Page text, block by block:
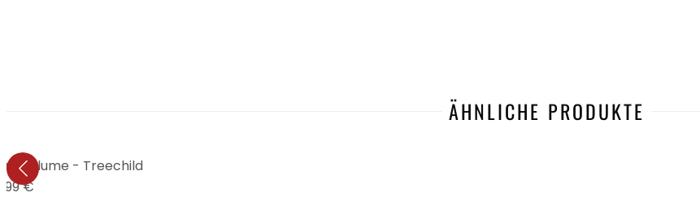
ÄHNLICHE PRODUKTE
mit Blume - Treechild
€